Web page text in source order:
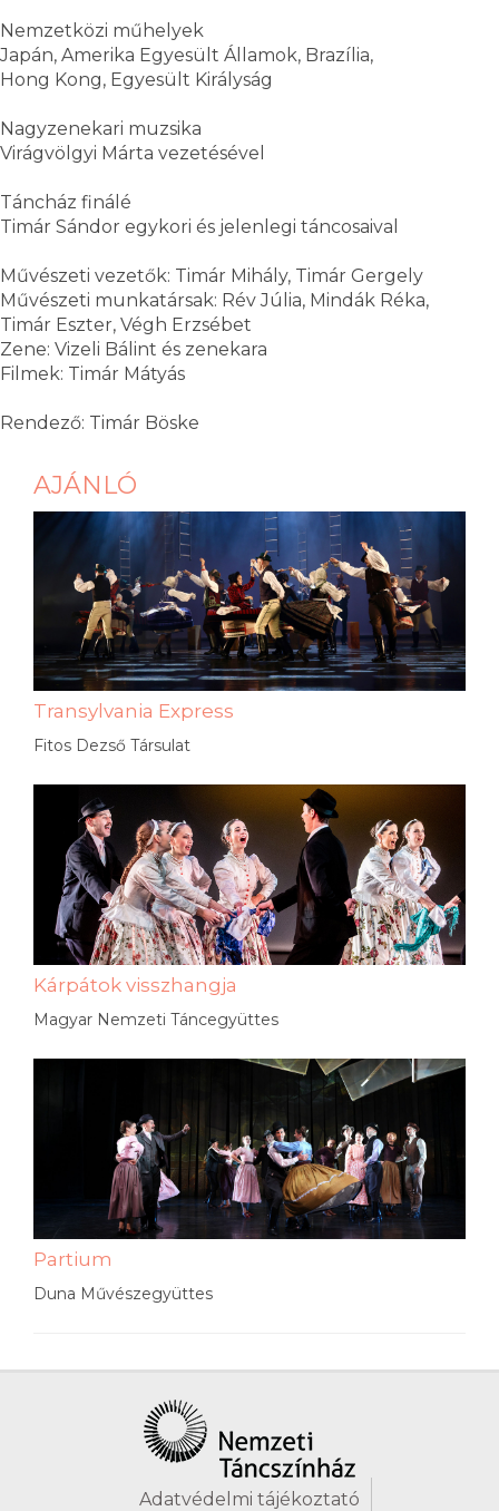
Nemzetközi műhelyek
Japán, Amerika Egyesült Államok, Brazília,
Hong Kong, Egyesült Királyság
Nagyzenekari muzsika
Virágvölgyi Márta vezetésével
Táncház finálé
Timár Sándor egykori és jelenlegi táncosaival
Művészeti vezetők: Timár Mihály, Timár Gergely
Művészeti munkatársak: Rév Júlia, Mindák Réka,
Timár Eszter, Végh Erzsébet
Zene: Vizeli Bálint és zenekara
Filmek: Timár Mátyás
Rendező: Timár Böske
AJÁNLÓ
Transylvania Express
Fitos Dezső Társulat
Kárpátok visszhangja
Magyar Nemzeti Táncegyüttes
Partium
Duna Művészegyüttes
Adatvédelmi tájékoztató